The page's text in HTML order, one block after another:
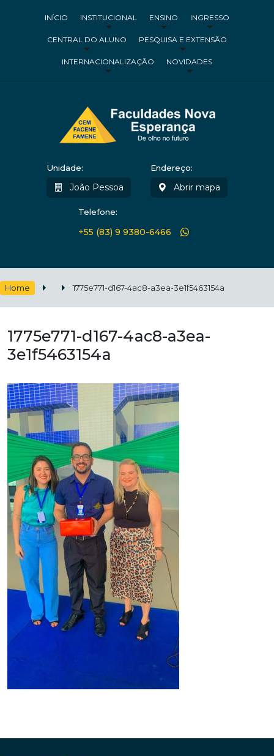
INÍCIO INSTITUCIONAL ENSINO INGRESSO
CENTRAL DO ALUNO PESQUISA E EXTENSÃO
INTERNACIONALIZAÇÃO NOVIDADES
Unidade:
João Pessoa
Endereço:
Abrir mapa
Telefone:
+55 (83) 9 9380-6466
Home 1775e771-d167-4ac8-a3ea-3e1f5463154a
1775e771-d167-4ac8-a3ea-
3e1f5463154a